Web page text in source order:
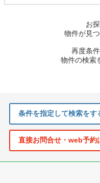
お
物件が見
再度条
物件の検索
条件を指定して検索をす
直接お問合せ・web予約